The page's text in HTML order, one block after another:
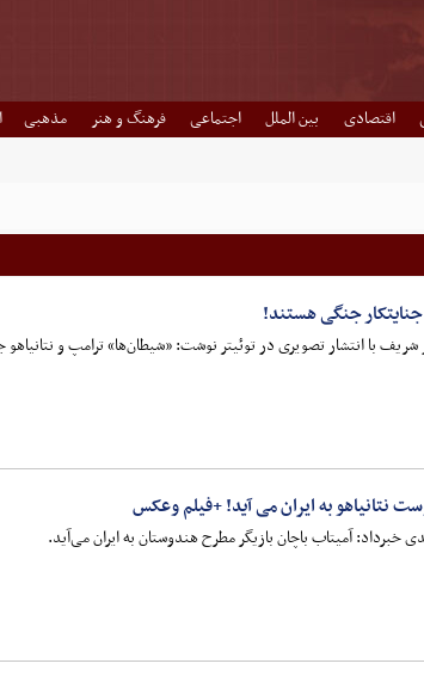
اقتصادی بین الملل اجتماعی فرهنگ و هنر مذهبی
جنایتکار جنگی هستند!
شریف با انتشار تصویری در توئیتر نوشت: «شیطان‌ها» ترامپ و
نتانیاهو به ایران می آید! +فیلم وعکس
خبرداد: آمیتاب باچان بازیگر مطرح هندوستان به ایران می‌آید.